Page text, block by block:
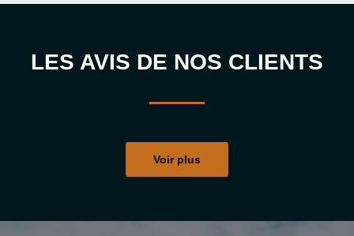
LES AVIS DE NOS CLIENTS
Voir plus